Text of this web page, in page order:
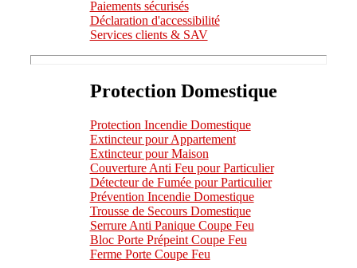
Paiements sécurisés
Déclaration d'accessibilité
Services clients & SAV
Protection Domestique
Protection Incendie Domestique
Extincteur pour Appartement
Extincteur pour Maison
Couverture Anti Feu pour Particulier
Détecteur de Fumée pour Particulier
Prévention Incendie Domestique
Trousse de Secours Domestique
Serrure Anti Panique Coupe Feu
Bloc Porte Prépeint Coupe Feu
Ferme Porte Coupe Feu